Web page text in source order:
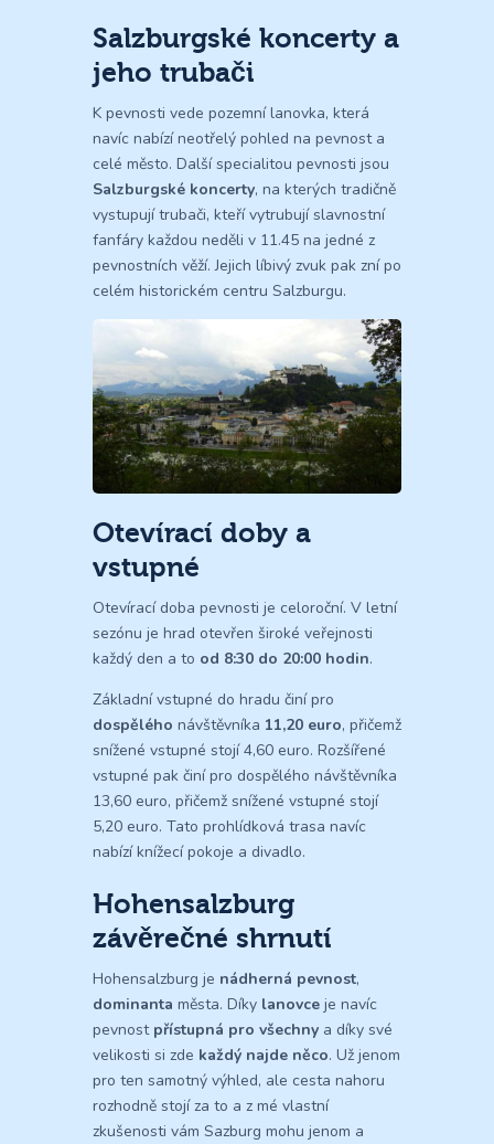
Salzburgské koncerty a
jeho trubači
K pevnosti vede pozemní lanovka, která
navíc nabízí neotřelý pohled na pevnost a
celé město. Další specialitou pevnosti jsou
Salzburgské koncerty, na kterých tradičně
vystupují trubači, kteří vytrubují slavnostní
fanfáry každou neděli v 11.45 na jedné z
pevnostních věží. Jejich líbivý zvuk pak zní po
celém historickém centru Salzburgu.
Otevírací doby a
vstupné
Otevírací doba pevnosti je celoroční. V letní
sezónu je hrad otevřen široké veřejnosti
každý den a to od 8:30 do 20:00 hodin.
Základní vstupné do hradu činí pro
dospělého návštěvníka 11,20 euro, přičemž
snížené vstupné stojí 4,60 euro. Rozšířené
vstupné pak činí pro dospělého návštěvníka
13,60 euro, přičemž snížené vstupné stojí
5,20 euro. Tato prohlídková trasa navíc
nabízí knížecí pokoje a divadlo.
Hohensalzburg
závěrečné shrnutí
Hohensalzburg je nádherná pevnost,
dominanta města. Díky lanovce je navíc
pevnost přístupná pro všechny a díky své
velikosti si zde každý najde něco. Už jenom
pro ten samotný výhled, ale cesta nahoru
rozhodně stojí za to a z mé vlastní
zkušenosti vám Sazburg mohu jenom a